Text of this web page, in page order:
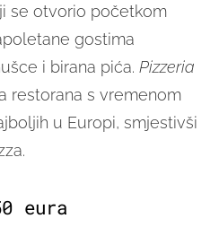
se otvorio početkom
gostima
i birana pića. Pizzeria
restorana s vremenom
u Europi, smjestivši
eura